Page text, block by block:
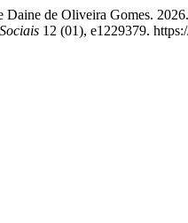
de Oliveira Gomes.
12 (01), e1229379.